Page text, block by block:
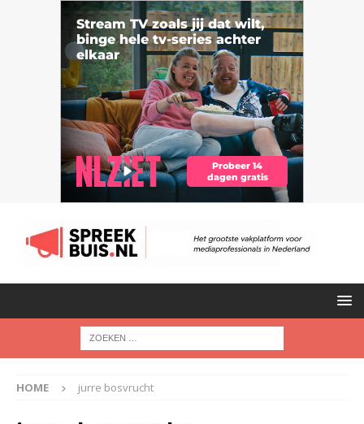
HOME jurre bosvrucht